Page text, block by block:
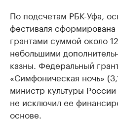
По подсчетам РБК-Уфа,
фестиваля
грантами суммой около
небольшими
казны. Федеральный
«Симфоническая ночь»
министр культуры
не исключил ее
основе.